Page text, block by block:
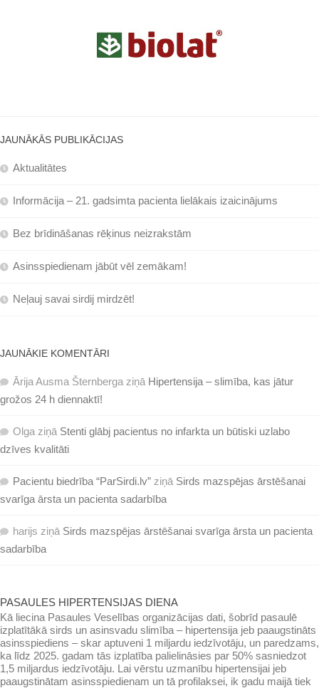
JAUNĀKĀS PUBLIKĀCIJAS
Aktualitātes
Informācija – 21. gadsimta pacienta lielākais izaicinājums
Bez brīdināšanas rēķinus neizrakstām
Asinsspiedienam jābūt vēl zemākam!
Neļauj savai sirdij mirdzēt!
JAUNĀKIE KOMENTĀRI
Ārija Ausma Šternberga ziņā Hipertensija – slimība, kas jātur
grožos 24 h diennaktī!
Olga ziņā Stenti glābj pacientus no infarkta un būtiski uzlabo
dzīves kvalitāti
Pacientu biedrība “ParSirdi.lv” ziņā Sirds mazspējas ārstēšanai
svarīga ārsta un pacienta sadarbība
harijs ziņā Sirds mazspējas ārstēšanai svarīga ārsta un pacienta
sadarbība
PASAULES HIPERTENSIJAS DIENA
Kā liecina Pasaules Veselības organizācijas dati, šobrīd pasaulē
izplatītākā sirds un asinsvadu slimība – hipertensija jeb paaugstināts
asinsspiediens – skar aptuveni 1 miljardu iedzīvotāju, un paredzams,
ka līdz 2025. gadam tās izplatība palielināsies par 50% sasniedzot
1,5 miljardus iedzīvotāju. Lai vērstu uzmanību hipertensijai jeb
paaugstinātam asinsspiedienam un tā profilaksei, ik gadu maijā tiek